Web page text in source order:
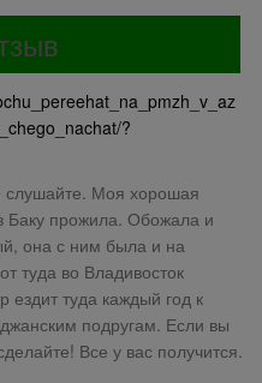
?
слушайте. Моя хорошая
прожила. Обожала и
она с ним была и на
туда во Владивосток
туда каждый год к
подругам. Если вы
Все у вас получится.